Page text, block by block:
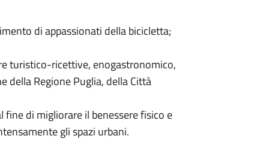
di appassionati della bicicletta;
turistico-ricettive, enogastronomico,
della Regione Puglia, della Città
di migliorare il benessere fisico e
gli spazi urbani.